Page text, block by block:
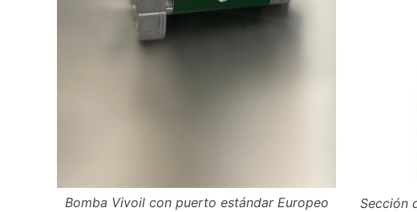
Bomba Vivoil con puerto estándar Europeo
Sección